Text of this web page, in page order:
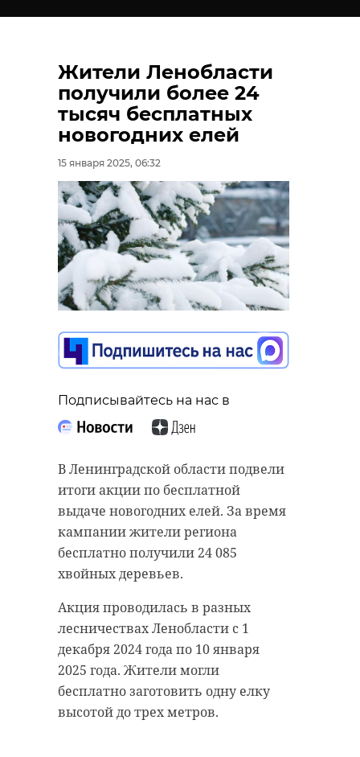
Жители Ленобласти
получили более 24
тысяч бесплатных
новогодних елей
15 января 2025, 06:32
Подписывайтесь на нас в
В Ленинградской области подвели
итоги акции по бесплатной
выдаче новогодних елей. За время
кампании жители региона
бесплатно получили 24 085
хвойных деревьев.
Акция проводилась в разных
лесничествах Ленобласти с 1
декабря 2024 года по 10 января
2025 года. Жители могли
бесплатно заготовить одну елку
высотой до трех метров.